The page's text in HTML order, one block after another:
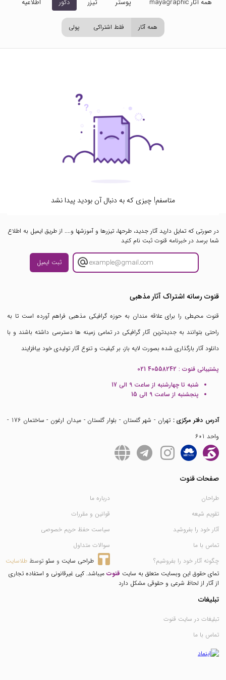
همه آثار mayagraphic پوستر تیزر دکور اطلاعیه
همه آثار فقط اشتراکی پولی
متاسفم! چیزی که به دنبال آن بودید پیدا نشد
در صورتی که تمایل دارید آثار جدید، طرحها، تیزرها و آموزشها و.... از طریق ایمیل به اطلاع
شما برسد در خبرنامه قنوت ثبت نام کنید
ثبت ایمیل
قنوت رسانه اشتراک آثار مذهبی
قنوت محیطی را برای علاقه مندان به حوزه گرافیکی مذهبی فراهم آورده است تا به
راحتی بتوانند به جدیدترین آثار گرافیکی در تمامی زمینه ها دسترسی داشته باشند و با
دانلود آثار بارگذاری شده بصورت لایه باز، بر کیفیت و تنوع آثار تولیدی خود بیافزایند
پشتیبانی قنوت : 021 40558242
شنبه تا چهارشنبه از ساعت 9 الی 17
پنجشنبه از ساعت 9 الی 15
آدرس دفتر مرکزی :
تهران - شهر گلستان - بلوار گلستان - میدان ارغون - ساختمان 176 -
واحد 601
صفحات قنوت
طراحان
تقویم شیعه
آثار خود را بفروشید
تماس با ما
چگونه آثار خود را بفروشیم؟
درباره ما
قوانین و مقررات
سیاست حفظ حریم خصوصی
سوالات متداول
طراحی سایت و سئو توسط طلاسایت
تمای حقوق این وبسایت متعلق به سایت قنوت میباشد. کپی غیرقانونی و استفاده تجاری
از آثار از لحاظ شرعی و حقوقی مشکل دارد
تبلیغات
تبلیغات در سایت قنوت
تماس با ما